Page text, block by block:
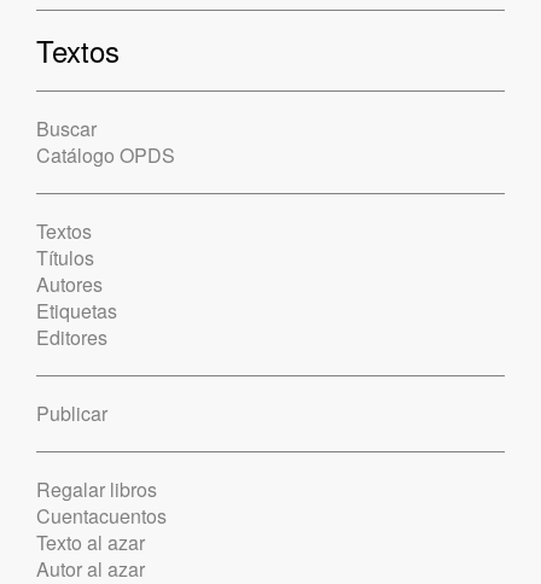
Textos
Buscar
Catálogo OPDS
Textos
Títulos
Autores
Etiquetas
Editores
Publicar
Regalar libros
Cuentacuentos
Texto al azar
Autor al azar